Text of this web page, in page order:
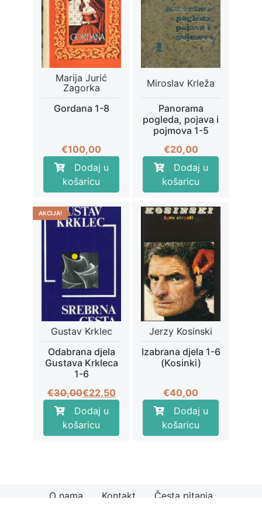
Marija Jurić
Zagorka
Gordana 1-8
€100,00
Dodaj u
košaricu
Miroslav Krleža
Panorama
pogleda, pojava i
pojmova 1-5
€20,00
Dodaj u
košaricu
AKCIJA!
Gustav Krklec
Odabrana djela
Gustava Krkleca
1-6
€30,00Izvorna
cijena
bila
je:
€22,50
Trenutna
cijena
je:
€22,50.
Dodaj u
košaricu
Jerzy Kosinski
Izabrana djela 1-6
(Kosinki)
€40,00
Dodaj u
košaricu
O nama Kontakt
Česta pitanja